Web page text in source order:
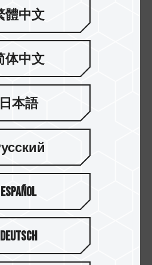
s
沒有價錢考量的話，不要猶
M.2 PCIe SSD！根據T-
結果，CARDEA A440 M.2
體中，1TB讀寫速度可達到
2TB讀寫速度更可以高達
速表現。
s
體中文
体中文
日本語
Español
Deutsch